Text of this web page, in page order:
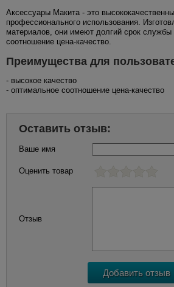
Аксессуары Макита - это
профессионального использования.
материалов, они имеют долгий срок службы
соотношение цена-качество.
Преимущества для
- высокое качество
- оптимальное соотношение цена-качество
Оставить отзыв:
Ваше имя
Оценить товар
Отзыв